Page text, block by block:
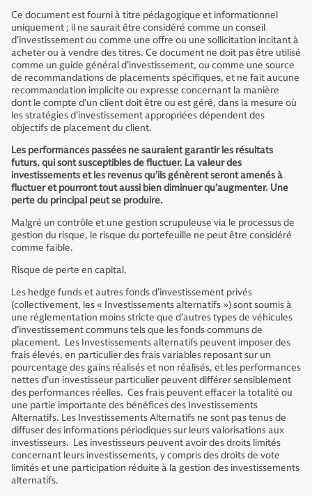
Ce document est fourni à titre pédagogique et informationnel
uniquement ; il ne saurait être considéré comme un conseil
d’investissement ou comme une offre ou une sollicitation incitant à
acheter ou à vendre des titres. Ce document ne doit pas être utilisé
comme un guide général d’investissement, ou comme une source
de recommandations de placements spécifiques, et ne fait aucune
recommandation implicite ou expresse concernant la manière
dont le compte d’un client doit être ou est géré, dans la mesure où
les stratégies d’investissement appropriées dépendent des
objectifs de placement du client.
Les performances passées ne sauraient garantir les résultats
futurs, qui sont susceptibles de fluctuer. La valeur des
investissements et les revenus qu’ils génèrent seront amenés à
fluctuer et pourront tout aussi bien diminuer qu’augmenter. Une
perte du principal peut se produire.
Malgré un contrôle et une gestion scrupuleuse via le processus de
gestion du risque, le risque du portefeuille ne peut être considéré
comme faible.
Risque de perte en capital.
Les hedge funds et autres fonds d’investissement privés
(collectivement, les « Investissements alternatifs ») sont soumis à
une réglementation moins stricte que d’autres types de véhicules
d’investissement communs tels que les fonds communs de
placement. Les Investissements alternatifs peuvent imposer des
frais élevés, en particulier des frais variables reposant sur un
pourcentage des gains réalisés et non réalisés, et les performances
nettes d’un investisseur particulier peuvent différer sensiblement
des performances réelles. Ces frais peuvent effacer la totalité ou
une partie importante des bénéfices des Investissements
Alternatifs. Les Investissements Alternatifs ne sont pas tenus de
diffuser des informations périodiques sur leurs valorisations aux
investisseurs. Les investisseurs peuvent avoir des droits limités
concernant leurs investissements, y compris des droits de vote
limités et une participation réduite à la gestion des investissements
alternatifs.